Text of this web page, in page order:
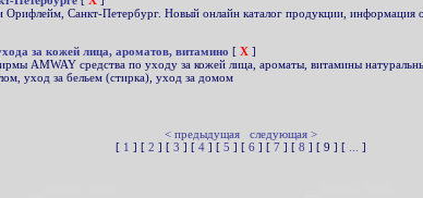
Орифлейм, Санкт-Петербург. Новый онлайн каталог продукции, информация
за кожей лица, ароматов, витамино [ X ]
AMWAY средства по уходу за кожей лица, ароматы, витамины
уход за бельем (стирка), уход за домом
< предыдущая
следующая >
[1 ] [2 ] [3 ] [4 ] [5 ] [6 ] [7 ] [8 ] [ 9 ] [... ]